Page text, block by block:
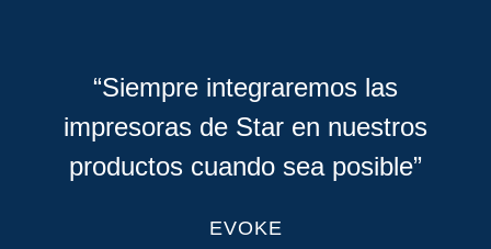
“Siempre integraremos las
impresoras de Star en nuestros
productos cuando sea posible”
EVOKE